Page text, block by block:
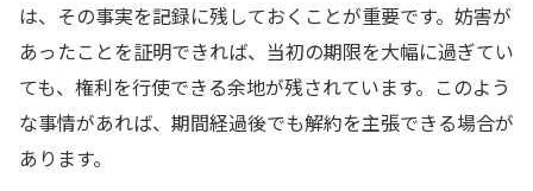
は、その事実を記録に残しておくことが重要です。妨害が
あったことを証明できれば、当初の期限を大幅に過ぎてい
ても、権利を行使できる余地が残されています。このよう
な事情があれば、期間経過後でも解約を主張できる場合が
あります。